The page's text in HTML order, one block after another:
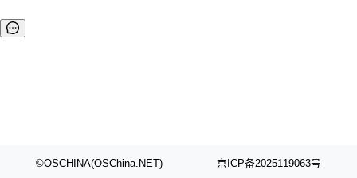
uo 01 和 02），每一代都是按任务拆分的专家
话说，「可能直接杀死了一个正在认真考虑标准
©OSCHINA(OSChina.NET) 京ICP备2025119063号